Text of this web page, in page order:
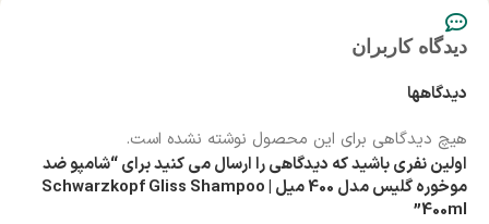
دیدگاه کاربران
دیدگاهها
هیچ دیدگاهی برای این محصول نوشته نشده است.
اولین نفری باشید که دیدگاهی را ارسال می کنید برای “شامپو ضد
موخوره گلیس مدل 400 میل | Schwarzkopf Gliss Shampoo
400ml”